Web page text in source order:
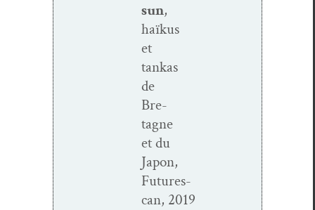
sun,
haïkus
et
tankas
de
Bre­
tagne
et du
Japon,
Futures­
can, 2019